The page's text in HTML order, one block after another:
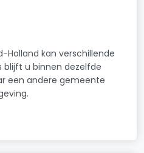
Holland kan verschillende
blijft u binnen dezelfde
een andere gemeente